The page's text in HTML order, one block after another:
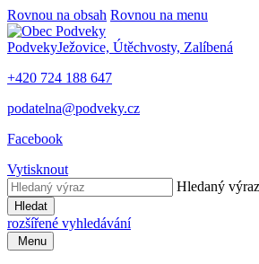
Rovnou na obsah Rovnou na menu
PodvekyJežovice, Útěchvosty, Zalíbená
+420 724 188 647
podatelna@podveky.cz
Facebook
Vytisknout
Hledaný výraz
Hledat
rozšířené vyhledávání
Menu